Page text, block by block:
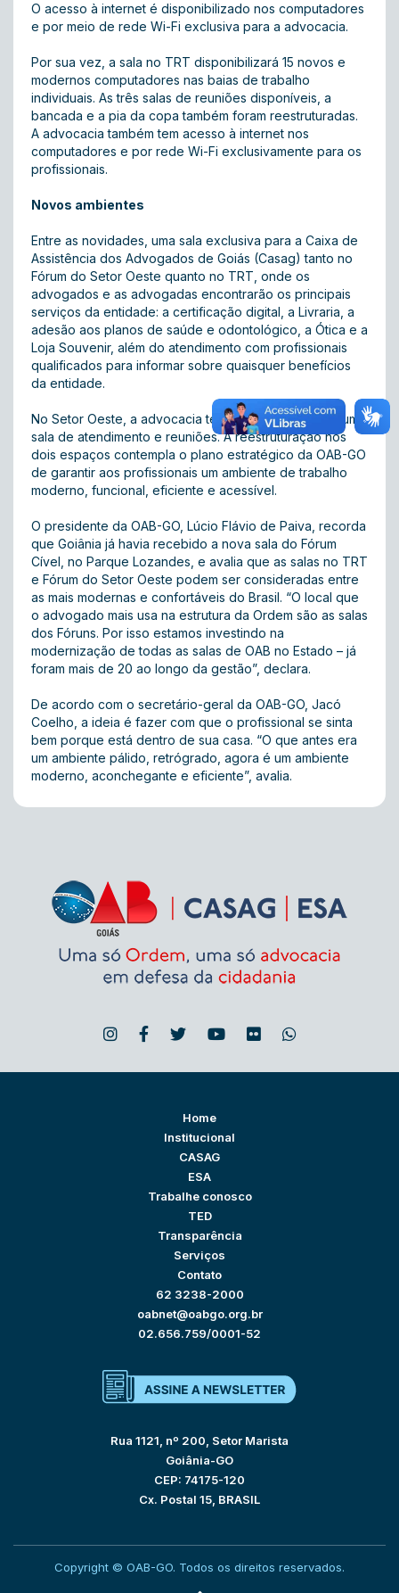
O acesso à internet é disponibilizado nos computadores
e por meio de rede Wi-Fi exclusiva para a advocacia.
Por sua vez, a sala no TRT disponibilizará 15 novos e
modernos computadores nas baias de trabalho
individuais. As três salas de reuniões disponíveis, a
bancada e a pia da copa também foram reestruturadas.
A advocacia também tem acesso à internet nos
computadores e por rede Wi-Fi exclusivamente para os
profissionais.
Novos ambientes
Entre as novidades, uma sala exclusiva para a Caixa de
Assistência dos Advogados de Goiás (Casag) tanto no
Fórum do Setor Oeste quanto no TRT, onde os
advogados e as advogadas encontrarão os principais
serviços da entidade: a certificação digital, a Livraria, a
adesão aos planos de saúde e odontológico, a Ótica e a
Loja Souvenir, além do atendimento com profissionais
qualificados para informar sobre quaisquer benefícios
da entidade.
No Setor Oeste, a advocacia terá, a partir de agora, uma
sala de atendimento e reuniões. A reestruturação nos
dois espaços contempla o plano estratégico da OAB-GO
de garantir aos profissionais um ambiente de trabalho
moderno, funcional, eficiente e acessível.
O presidente da OAB-GO, Lúcio Flávio de Paiva, recorda
que Goiânia já havia recebido a nova sala do Fórum
Cível, no Parque Lozandes, e avalia que as salas no TRT
e Fórum do Setor Oeste podem ser consideradas entre
as mais modernas e confortáveis do Brasil. “O local que
o advogado mais usa na estrutura da Ordem são as salas
dos Fóruns. Por isso estamos investindo na
modernização de todas as salas de OAB no Estado – já
foram mais de 20 ao longo da gestão”, declara.
De acordo com o secretário-geral da OAB-GO, Jacó
Coelho, a ideia é fazer com que o profissional se sinta
bem porque está dentro de sua casa. “O que antes era
um ambiente pálido, retrógrado, agora é um ambiente
moderno, aconchegante e eficiente”, avalia.
Home
Institucional
CASAG
ESA
Trabalhe conosco
TED
Transparência
Serviços
Contato
62 3238-2000
oabnet@oabgo.org.br
02.656.759/0001-52
Rua 1121, nº 200, Setor Marista
Goiânia-GO
CEP: 74175-120
Cx. Postal 15, BRASIL
Copyright © OAB-GO. Todos os direitos reservados.